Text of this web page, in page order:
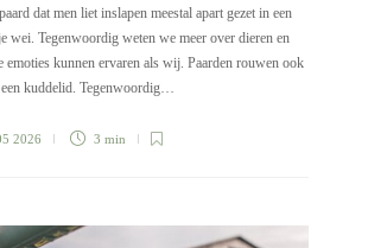
dat men liet inslapen meestal apart gezet in een
wei. Tegenwoordig weten we meer over dieren en
emoties kunnen ervaren als wij. Paarden rouwen ook
kuddelid. Tegenwoordig…
2026 3 min